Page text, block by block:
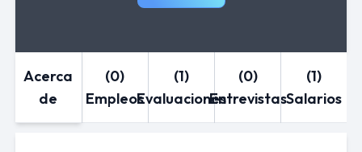
Acerca
de
(0)
Empleos
(1)
Evaluaciones
(0)
Entrevistas
(1)
Salarios